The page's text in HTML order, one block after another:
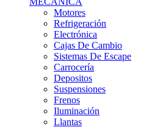
Refrigeración
Electrónica
Cajas De Cambio
Sistemas De Escape
Carrocería
Depositos
Suspensiones
Frenos
Iluminación
Llantas
NEUMÁTICOS DE ASFALTO